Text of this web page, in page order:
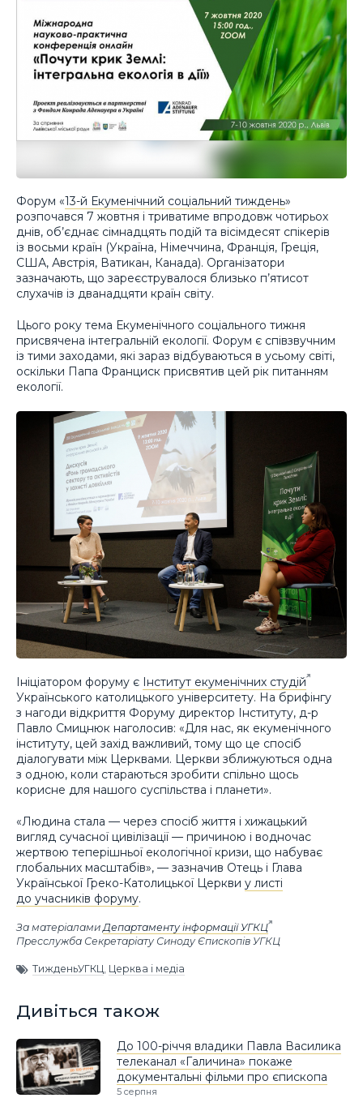
Форум «13-й Екуменічний соціальний тиждень»
розпочався 7 жовтня і триватиме впродовж чотирьох
днів, об’єднає сімнадцять подій та вісімдесят спікерів
із восьми країн (Україна, Німеччина, Франція, Греція,
США, Австрія, Ватикан, Канада). Організатори
зазначають, що зареєструвалося близько п’ятисот
слухачів із дванадцяти країн світу.
Цього року тема Екуменічного соціального тижня
присвячена інтегральній екології. Форум є співзвучним
із тими заходами, які зараз відбуваються в усьому світі,
оскільки Папа Франциск присвятив цей рік питанням
екології.
Ініціатором форуму є Інститут екуменічних студій
Українського католицького університету. На брифінгу
з нагоди відкриття Форуму директор Інституту, д-р
Павло Смицнюк наголосив: «Для нас, як екуменічного
інституту, цей захід важливий, тому що це спосіб
діалогувати між Церквами. Церкви зближуються одна
з одною, коли стараються зробити спільно щось
корисне для нашого суспільства і планети».
«Людина стала — через спосіб життя і хижацький
вигляд сучасної цивілізації — причиною і водночас
жертвою теперішньої екологічної кризи, що набуває
глобальних масштабів», — зазначив Отець і Глава
Української Греко-Католицької Церкви у листі
до учасників форуму.
За матеріалами Департаменту інформації УГКЦ
Пресслужба Секретаріату Синоду Єпископів УГКЦ
ТижденьУГКЦ Церква і медіа
Дивіться також
До 100-річчя владики Павла Василика
телеканал «Галичина» покаже
документальні фільми про єпископа
5 серпня